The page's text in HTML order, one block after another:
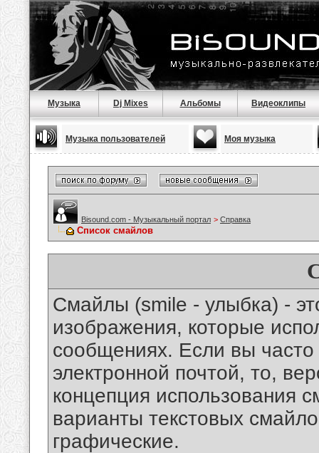
Музыка Dj Mixes Альбомы Видеоклипы
Музыка пользователей Моя музыка
Bisound.com - Музыкальный портал > Справка
Список смайлов
Смайлы (smile - улыбка) -
изображения, которые
сообщениях. Если вы часто
электронной почтой, то,
концепция использования
варианты текстовых
графические.